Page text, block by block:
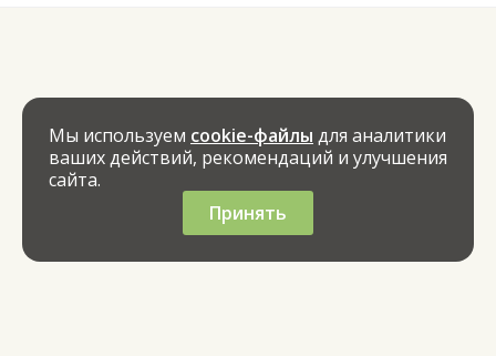
Мы используем cookie-файлы для аналитики
ваших действий, рекомендаций и улучшения
сайта.
Принять